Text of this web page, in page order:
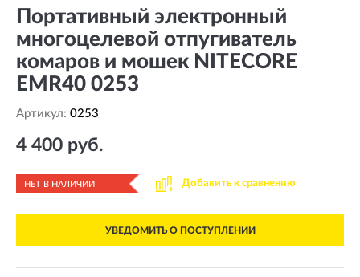
Портативный электронный
многоцелевой отпугиватель
комаров и мошек NITECORE
EMR40 0253
Артикул: 0253
4 400 руб.
НЕТ В НАЛИЧИИ Добавить к сравнению
УВЕДОМИТЬ О ПОСТУПЛЕНИИ